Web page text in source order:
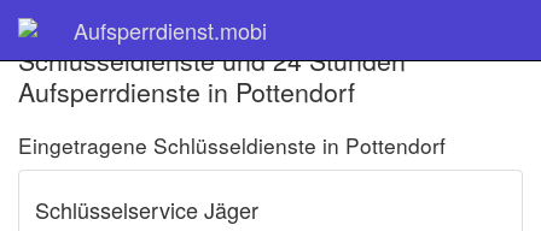
Aufsperrdienst.mobi
Schlüsseldienste und 24 Stunden
Aufsperrdienste in Pottendorf
Eingetragene Schlüsseldienste in Pottendorf
Schlüsselservice Jäger